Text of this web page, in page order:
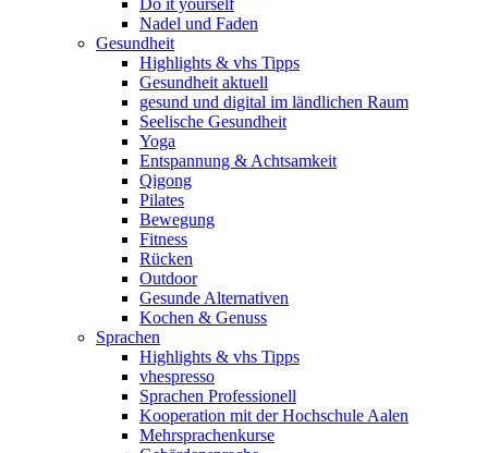
Nadel und Faden
Gesundheit
Highlights & vhs Tipps
Gesundheit aktuell
gesund und digital im ländlichen Raum
Seelische Gesundheit
Yoga
Entspannung & Achtsamkeit
Qigong
Pilates
Bewegung
Fitness
Rücken
Outdoor
Gesunde Alternativen
Kochen & Genuss
Sprachen
Highlights & vhs Tipps
vhespresso
Sprachen Professionell
Kooperation mit der Hochschule Aalen
Mehrsprachenkurse